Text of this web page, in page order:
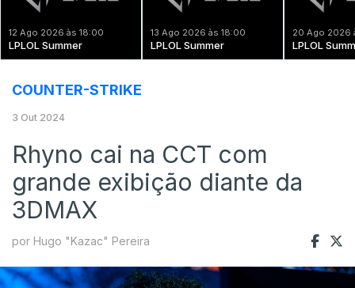
12 Ago 2026 às 18:00
LPLOL Summer
13 Ago 2026 às 18:00
LPLOL Summer
20 Ago 2026
LPLOL
COUNTER-STRIKE
3 Out 2024
Rhyno cai na CCT com
grande exibição diante da
3DMAX
por Hugo "Kazac" Pereira